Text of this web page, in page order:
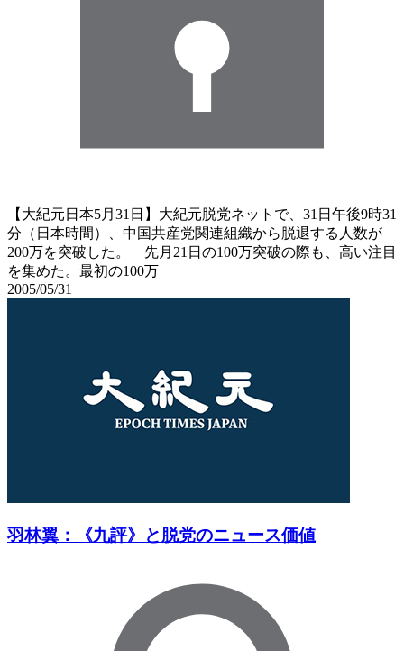
【大紀元日本5月31日】大紀元脱党ネットで、31日午後9時31
分（日本時間）、中国共産党関連組織から脱退する人数が
200万を突破した。 先月21日の100万突破の際も、高い注目
を集めた。最初の100万
2005/05/31
羽林翼：《九評》と脱党のニュース価値